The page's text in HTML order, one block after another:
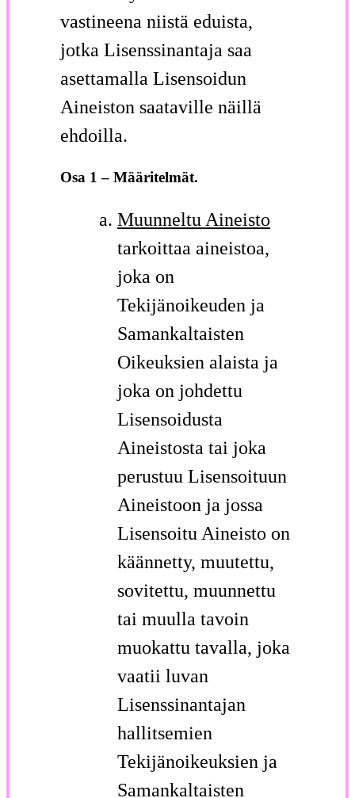
vastineena niistä eduista,
jotka Lisenssinantaja saa
asettamalla Lisensoidun
Aineiston saataville näillä
ehdoilla.
Osa 1 – Määritelmät.
Muunneltu Aineisto
tarkoittaa aineistoa,
joka on
Tekijänoikeuden ja
Samankaltaisten
Oikeuksien alaista ja
joka on johdettu
Lisensoidusta
Aineistosta tai joka
perustuu Lisensoituun
Aineistoon ja jossa
Lisensoitu Aineisto on
käännetty, muutettu,
sovitettu, muunnettu
tai muulla tavoin
muokattu tavalla, joka
vaatii luvan
Lisenssinantajan
hallitsemien
Tekijänoikeuksien ja
Samankaltaisten